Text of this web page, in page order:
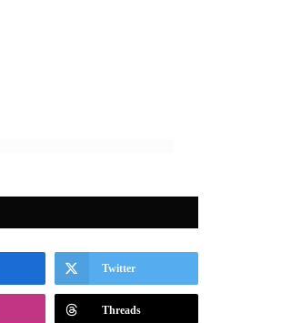
Twitter
Threads